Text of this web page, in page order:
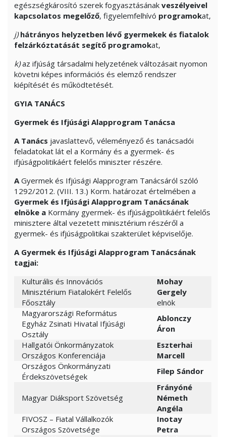
egészségkárosító szerek fogyasztásának veszélyeivel
kapcsolatos megelőző, figyelemfelhívó programokat,
j)hátrányos helyzetben lévő gyermekek és fiatalok
felzárkóztatását segítő programokat,
k)az ifjúság társadalmi helyzetének változásait nyomon
követni képes információs és elemző rendszer
kiépítését és működtetését.
GYIA TANÁCS
Gyermek és Ifjúsági Alapprogram Tanácsa
A Tanács javaslattevő, véleményező és tanácsadói
feladatokat lát el a Kormány és a gyermek- és
ifjúságpolitikáért felelős miniszter részére.
AGyermek és Ifjúsági Alapprogram Tanácsáról szóló
1292/2012. (VIII. 13.) Korm. határozat értelmében a
Gyermek és Ifjúsági Alapprogram Tanácsának
elnöke a Kormány gyermek- és ifjúságpolitikáért felelős
minisztere által vezetett minisztérium részéről a
gyermek- és ifjúságpolitikai szakterület képviselője.
A Gyermek és Ifjúsági Alapprogram Tanácsának
tagjai:
Kulturális és Innovációs
Minisztérium Fiatalokért Felelős
Főosztály
Mohay
Gergely
elnök
Magyarországi Református
Egyház Zsinati Hivatal Ifjúsági
Osztály
Ablonczy
Áron
Hallgatói Önkormányzatok
Országos Konferenciája
Eszterhai
Marcell
Országos Önkormányzati
Érdekszövetségek
Filep Sándor
Magyar Diáksport Szövetség
Frányóné
Németh
Angéla
FIVOSZ – Fiatal Vállalkozók
Országos Szövetsége
Inotay
Petra